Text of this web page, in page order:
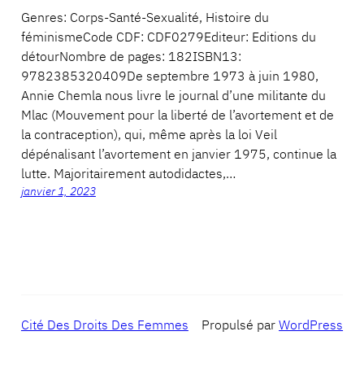
Genres: Corps-Santé-Sexualité, Histoire du
féminismeCode CDF: CDF0279Editeur: Editions du
détourNombre de pages: 182ISBN13:
9782385320409De septembre 1973 à juin 1980,
Annie Chemla nous livre le journal d’une militante du
Mlac (Mouvement pour la liberté de l’avortement et de
la contraception), qui, même après la loi Veil
dépénalisant l’avortement en janvier 1975, continue la
lutte. Majoritairement autodidactes,…
janvier 1, 2023
Cité Des Droits Des Femmes Propulsé parWordPress